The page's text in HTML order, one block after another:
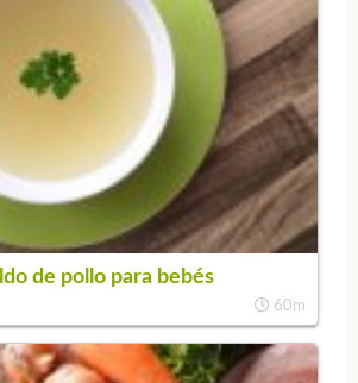
de pollo para bebés
60m